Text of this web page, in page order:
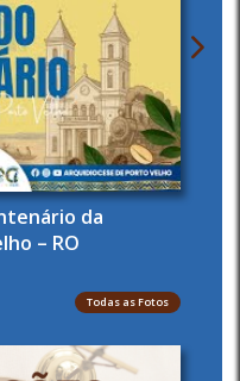
da
– RO
Todas as Fotos